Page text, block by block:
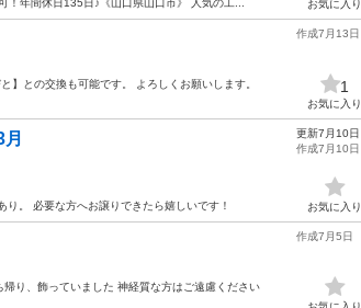
お気に入り
】との交換も可能です。 よろしくお願いします。
作成7月13日
1
お気に入り
。 必要な方へお譲りできたら嬉しいです！
更新7月10日
作成7月10日
お気に入り
り、飾っていました 神経質な方はご遠慮ください
作成7月5日